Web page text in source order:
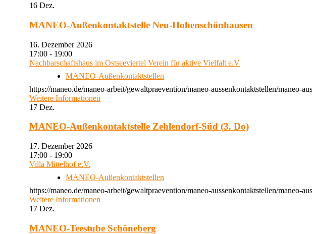
16 Dez.
MANEO-Außenkontaktstelle Neu-Hohenschönhausen
16. Dezember 2026
17:00 - 19:00
Nachbarschaftshaus im Ostseeviertel Verein für aktive Vielfalt e.V
MANEO-Außenkontaktstellen
https://maneo.de/maneo-arbeit/gewaltpraevention/maneo-aussenkontaktstellen/maneo-
Weitere Informationen
17 Dez.
MANEO-Außenkontaktstelle Zehlendorf-Süd (3. Do)
17. Dezember 2026
17:00 - 19:00
Villa Mittelhof e.V.
MANEO-Außenkontaktstellen
https://maneo.de/maneo-arbeit/gewaltpraevention/maneo-aussenkontaktstellen/maneo-
Weitere Informationen
17 Dez.
MANEO-Teestube Schöneberg